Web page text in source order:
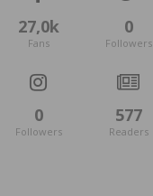
27,0k
Fans
0
Followers
0
Followers
577
Readers